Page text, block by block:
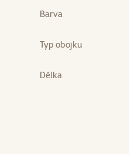
Barva
Typ obojku
Délka